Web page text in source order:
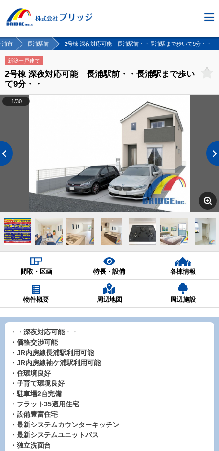
浦市 長浦駅前 2号棟 深夜対応可能 長浦駅前・・長浦駅まで歩いて9分・・
新築一戸建て
2号棟 深夜対応可能 長浦駅前・・長浦駅まで歩い
て9分・・
1/30
間取・区画 特長・設備 各棟情報
物件概要 周辺地図 周辺施設
・・深夜対応可能・・
・価格交渉可能
・JR内房線長浦駅利用可能
・JR内房線袖ケ浦駅利用可能
・住環境良好
・子育て環境良好
・駐車場2台完備
・フラット35適用住宅
・設備豊富住宅
・最新システムカウンターキッチン
・最新システムユニットバス
・独立洗面台